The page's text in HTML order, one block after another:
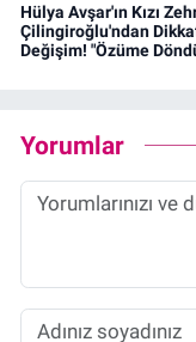
Hülya Avşar'ın Kızı
Çilingiroğlu'ndan
Değişim! "Özüme
Yorumlar